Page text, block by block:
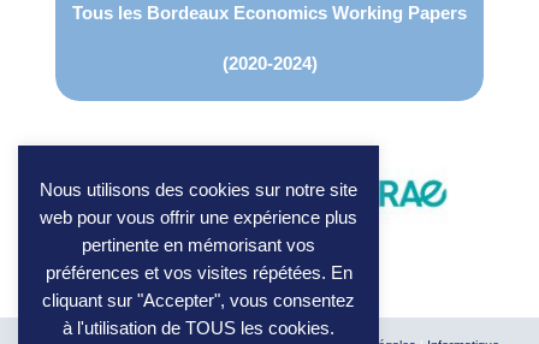
Tous les Bordeaux Economics Working Papers
(2020-2024)
Nous utilisons des cookies sur notre site
web pour vous offrir une expérience plus
pertinente en mémorisant vos
préférences et vos visites répétées. En
cliquant sur "Accepter", vous consentez
à l'utilisation de TOUS les cookies.